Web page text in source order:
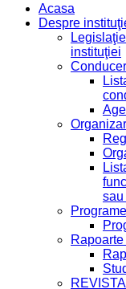
Acasa
Despre
instituţiei
sau